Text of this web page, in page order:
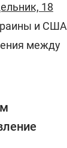
18
и США
между